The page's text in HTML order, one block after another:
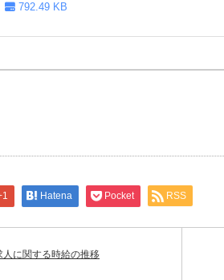
792.49 KB
Hatena Pocket RSS
人に関する時給の推移